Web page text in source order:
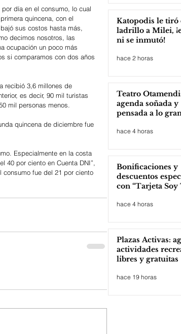
día en el consumo, lo cual
quincena, con el
sus costos hasta más,
decimos nosotros, las
ocupación un poco más
si comparamos con dos años
recibió 3,6 millones de
es decir, 90 mil turistas
mil personas menos.
quincena de diciembre fue
Especialmente en la costa
40 por ciento en Cuenta DNI”,
fue del 21 por ciento
Katopodis le tiró
ladrillo a Milei,
ni se inmutó!
hace 2 horas
Teatro
agenda soñada y
pensada a lo
hace 4 horas
Bonificaciones y
descuentos
con “Tarjeta Soy
hace 4 horas
Plazas Activas:
actividades
libres y gratuitas
hace 19 horas